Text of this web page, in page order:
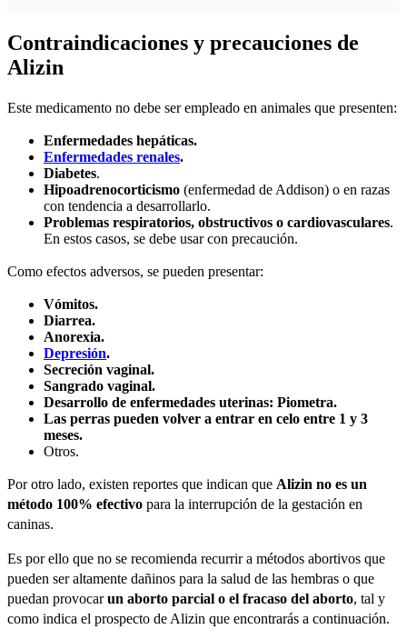
Contraindicaciones y precauciones de
Alizin
Este medicamento no debe ser empleado en animales que presenten:
Enfermedades hepáticas.
Enfermedades renales.
Diabetes.
Hipoadrenocorticismo (enfermedad de Addison) o en razas
con tendencia a desarrollarlo.
Problemas respiratorios, obstructivos o cardiovasculares.
En estos casos, se debe usar con precaución.
Como efectos adversos, se pueden presentar:
Vómitos.
Diarrea.
Anorexia.
Depresión.
Secreción vaginal.
Sangrado vaginal.
Desarrollo de enfermedades uterinas: Piometra.
Las perras pueden volver a entrar en celo entre 1 y 3
meses.
Otros.
Por otro lado, existen reportes que indican que Alizin no es un
método 100% efectivo para la interrupción de la gestación en
caninas.
Es por ello que no se recomienda recurrir a métodos abortivos que
pueden ser altamente dañinos para la salud de las hembras o que
puedan provocarun aborto parcial o el fracaso del aborto, tal y
como indica el prospecto de Alizin que encontrarás a continuación.